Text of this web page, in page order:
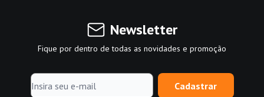
Newsletter
Fique por dentro de todas as novidades e promoção
Cadastrar